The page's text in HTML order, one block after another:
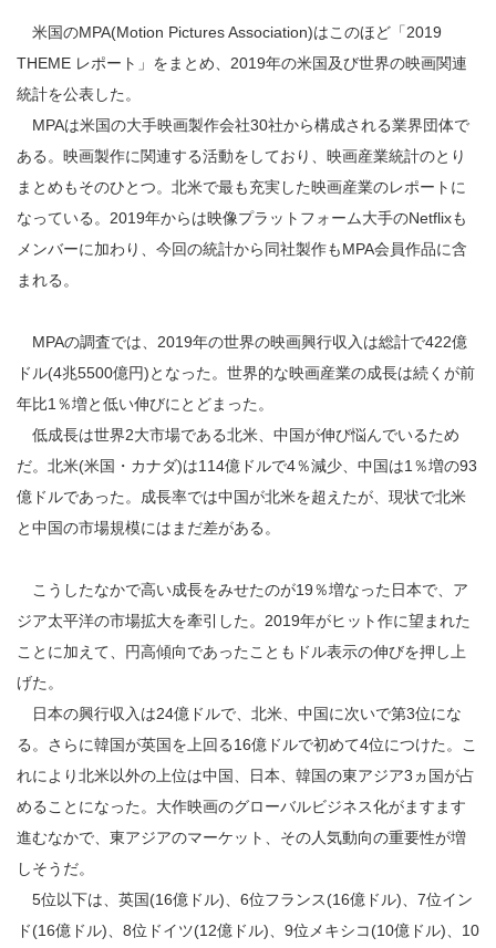
米国のMPA(Motion Pictures Association)はこのほど「2019
THEME レポート」をまとめ、2019年の米国及び世界の映画関連
統計を公表した。
MPAは米国の大手映画製作会社30社から構成される業界団体で
ある。映画製作に関連する活動をしており、映画産業統計のとり
まとめもそのひとつ。北米で最も充実した映画産業のレポートに
なっている。2019年からは映像プラットフォーム大手のNetflixも
メンバーに加わり、今回の統計から同社製作もMPA会員作品に含
まれる。
MPAの調査では、2019年の世界の映画興行収入は総計で422億
ドル(4兆5500億円)となった。世界的な映画産業の成長は続くが前
年比1％増と低い伸びにとどまった。
低成長は世界2大市場である北米、中国が伸び悩んでいるため
だ。北米(米国・カナダ)は114億ドルで4％減少、中国は1％増の93
億ドルであった。成長率では中国が北米を超えたが、現状で北米
と中国の市場規模にはまだ差がある。
こうしたなかで高い成長をみせたのが19％増なった日本で、ア
ジア太平洋の市場拡大を牽引した。2019年がヒット作に望まれた
ことに加えて、円高傾向であったこともドル表示の伸びを押し上
げた。
日本の興行収入は24億ドルで、北米、中国に次いで第3位にな
る。さらに韓国が英国を上回る16億ドルで初めて4位につけた。こ
れにより北米以外の上位は中国、日本、韓国の東アジア3ヵ国が占
めることになった。大作映画のグローバルビジネス化がますます
進むなかで、東アジアのマーケット、その人気動向の重要性が増
しそうだ。
5位以下は、英国(16億ドル)、6位フランス(16億ドル)、7位イン
ド(16億ドル)、8位ドイツ(12億ドル)、9位メキシコ(10億ドル)、10